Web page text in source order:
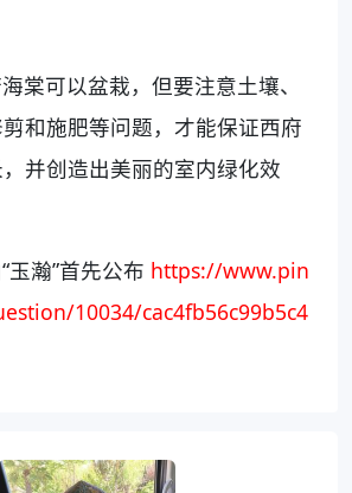
棠可以盆栽，但要注意土壤、
和施肥等问题，才能保证西府
并创造出美丽的室内绿化效
玉瀚”首先公布 https://www.pin
10034/cac4fb56c99b5c4